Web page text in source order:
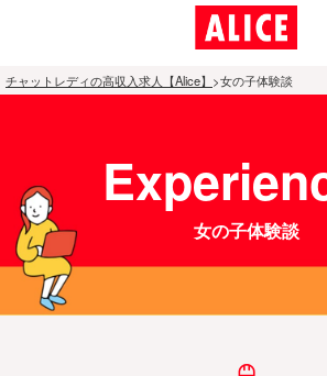
ップペー
ジ
2.通勤チャ
ットレディ
チャットレディの高収入求人【Alice】 >女の子体験談
女の子体験談